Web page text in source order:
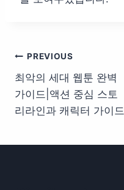
글
탐
색
PREVIOUS
최악의 세대 웹툰 완벽
가이드|액션 중심 스토
리라인과 캐릭터 가이드